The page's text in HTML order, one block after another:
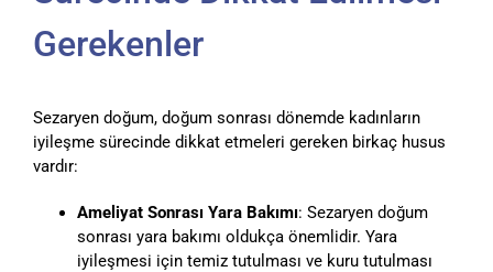
Gerekenler
Sezaryen doğum, doğum sonrası dönemde kadınların
iyileşme sürecinde dikkat etmeleri gereken birkaç husus
vardır:
Ameliyat Sonrası Yara Bakımı: Sezaryen doğum
sonrası yara bakımı oldukça önemlidir. Yara
iyileşmesi için temiz tutulması ve kuru tutulması